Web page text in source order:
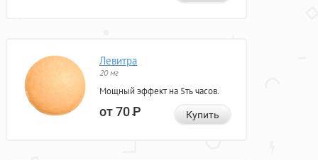
Левитра
20 мг
Мощный эффект на 5ть часов.
от 70Р Купить